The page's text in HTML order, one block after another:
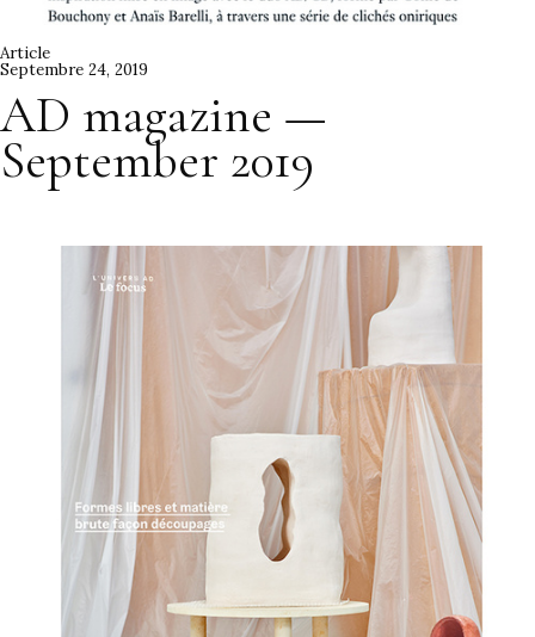
Article
Septembre 24, 2019
AD magazine —
September 2019